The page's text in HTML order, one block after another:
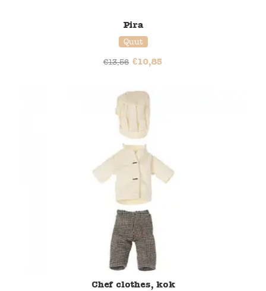
Pira
Quut
€13,56 €10,85
Chef clothes, kok